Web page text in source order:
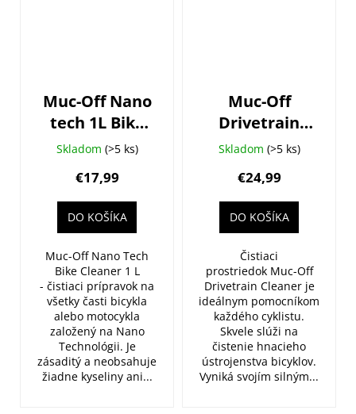
Muc-Off Nano
tech 1L Bike
Cleaner
Skladom (>5 ks)
€17,99
DO KOŠÍKA
Muc-Off Nano Tech
Bike Cleaner 1 L
- čistiaci prípravok na
všetky časti bicykla
alebo motocykla
založený na Nano
Technológii. Je
zásaditý a neobsahuje
žiadne kyseliny ani...
Muc-Off
Drivetrain
Cleaner 500
Skladom (>5 ks)
€24,99
DO KOŠÍKA
Čistiaci
prostriedok Muc-Off
Drivetrain Cleaner je
ideálnym pomocníkom
každého cyklistu.
Skvele slúži na
čistenie hnacieho
ústrojenstva bicyklov.
Vyniká svojím silným...